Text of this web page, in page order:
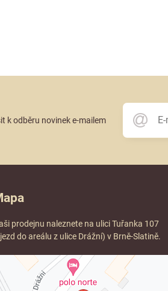
k odběru novinek e-mailem
prodejnu naleznete na ulici Tuřanka 107
do areálu z ulice Drážní) v Brně-Slatině.